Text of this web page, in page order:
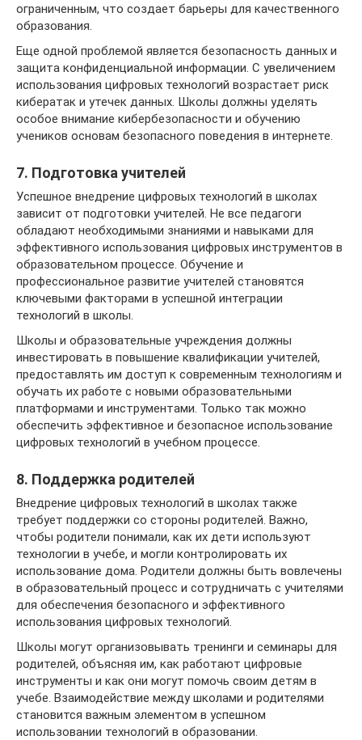
ограниченным, что создает барьеры для качественного
образования.
Еще одной проблемой является безопасность данных и
защита конфиденциальной информации. С увеличением
использования цифровых технологий возрастает риск
кибератак и утечек данных. Школы должны уделять
особое внимание кибербезопасности и обучению
учеников основам безопасного поведения в интернете.
7. Подготовка учителей
Успешное внедрение цифровых технологий в школах
зависит от подготовки учителей. Не все педагоги
обладают необходимыми знаниями и навыками для
эффективного использования цифровых инструментов в
образовательном процессе. Обучение и
профессиональное развитие учителей становятся
ключевыми факторами в успешной интеграции
технологий в школы.
Школы и образовательные учреждения должны
инвестировать в повышение квалификации учителей,
предоставлять им доступ к современным технологиям и
обучать их работе с новыми образовательными
платформами и инструментами. Только так можно
обеспечить эффективное и безопасное использование
цифровых технологий в учебном процессе.
8. Поддержка родителей
Внедрение цифровых технологий в школах также
требует поддержки со стороны родителей. Важно,
чтобы родители понимали, как их дети используют
технологии в учебе, и могли контролировать их
использование дома. Родители должны быть вовлечены
в образовательный процесс и сотрудничать с учителями
для обеспечения безопасного и эффективного
использования цифровых технологий.
Школы могут организовывать тренинги и семинары для
родителей, объясняя им, как работают цифровые
инструменты и как они могут помочь своим детям в
учебе. Взаимодействие между школами и родителями
становится важным элементом в успешном
использовании технологий в образовании.